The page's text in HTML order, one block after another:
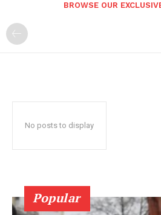
BROWSE OUR
No posts to display
Popular